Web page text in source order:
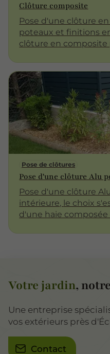
Clôture composite
Pose d'une clôture
poteaux et finitions
clôture en composite
Pose de clôtures
Pose d'une clôture Alu
Pose d'une clôture
intérieure, le choix s'est porté sur la plantation
d'une haie composée
Votre jardin,
Une entreprise
vos extérieurs près
Contact